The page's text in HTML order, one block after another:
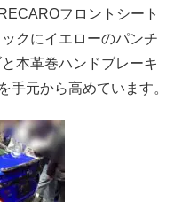
フロントシート
クにイエローのパンチ
本革巻ハンドブレーキ
手元から高めています。